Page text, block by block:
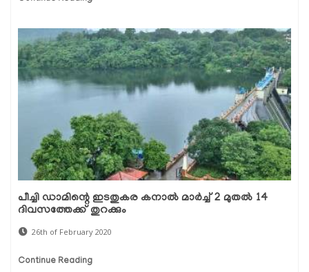
പീച്ചി ഡാമിന്റെ ഇടതുകര കനാല്‍ മാര്‍ച്ച് 2 മുതല്‍ 14
ദിവസത്തേക്ക് തുറക്കും
26th of February 2020
Continue Reading